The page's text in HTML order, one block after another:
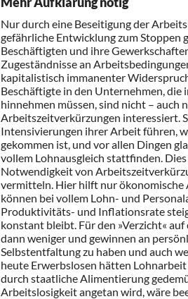
Nur durch eine Beseitigung der
gefährliche Entwicklung zum Stoppen
Beschäftigten und ihre
Zugeständnisse an
kapitalistisch immanenter
Beschäftigte in den Unternehmen,
hinnehmen müssen, sind nicht – auch
Arbeitszeitverkürzungen interessiert.
Intensivierungen ihrer Arbeit führen,
gekommen ist, und vor allen Dingen
vollem Lohnausgleich stattfinden.
Notwendigkeit von
vermitteln. Hier hilft nur ökonomische
können bei vollem Lohn- und
Produktivitäts- und Inflationsrate
konstant bleibt. Für den »Verzicht«
dann weniger und gewinnen an
Selbstentfaltung zu haben und auch
heute Erwerbslosen hätten
durch staatliche Alimentierung
Arbeitslosigkeit angetan wird, wäre